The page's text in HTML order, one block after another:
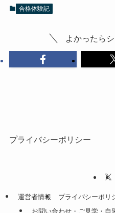
合格体験記
よかったら
プライバシーポリシー
運営者情報 プライバシーポリ
お問い合わせ・ご見学・自